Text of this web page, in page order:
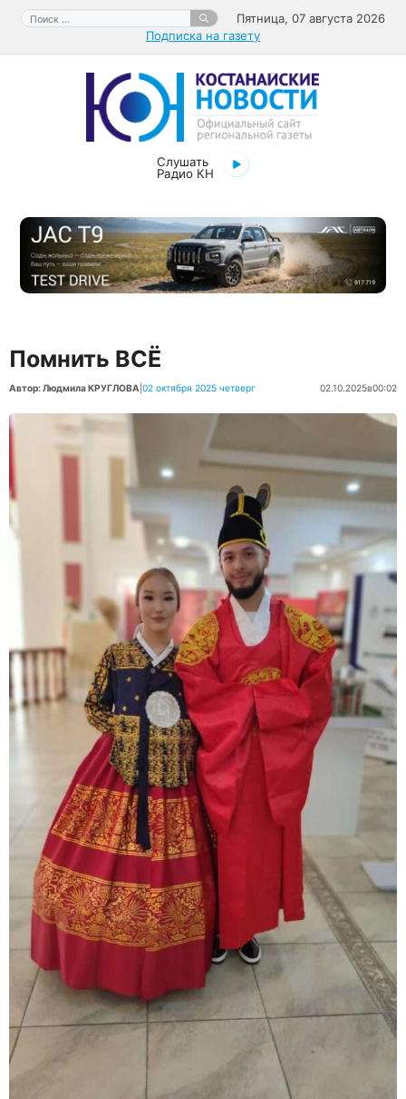
Перейти
содержимому
Поиск:
Пятница, 07 августа 2026
Подписка на газету
Слушать
Радио КН
Помнить ВСЁ
Автор: Людмила КРУГЛОВА 02 октября 2025 четверг 02.10.2025в00:02